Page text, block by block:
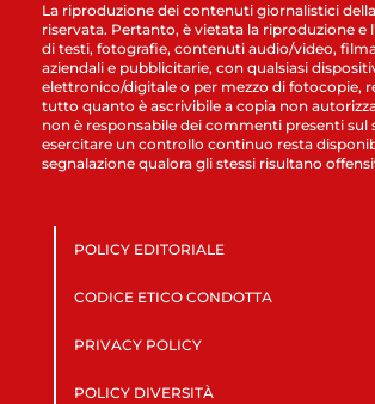
La riproduzione dei contenuti giornalistici della
riservata. Pertanto, è vietata la riproduzione e
di testi, fotografie, contenuti audio/video,
aziendali e pubblicitarie, con qualsiasi
elettronico/digitale o per mezzo di fotocopie,
tutto quanto è ascrivibile a copia non
non è responsabile dei commenti presenti sul
esercitare un controllo continuo resta
segnalazione qualora gli stessi risultano
POLICY EDITORIALE
CODICE ETICO CONDOTTA
PRIVACY POLICY
POLICY DIVERSITÀ